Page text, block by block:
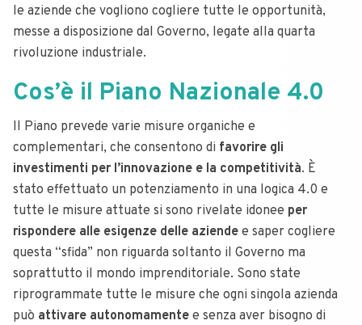
le aziende che vogliono cogliere tutte le opportunità,
messe a disposizione dal Governo, legate alla quarta
rivoluzione industriale.
Cos’è il Piano Nazionale 4.0
Il Piano prevede varie misure organiche e
complementari, che consentono di favorire gli
investimenti per l’innovazione e la competitività. È
stato effettuato un potenziamento in una logica 4.0 e
tutte le misure attuate si sono rivelate idonee per
rispondere alle esigenze delle aziende e saper cogliere
questa “sfida” non riguarda soltanto il Governo ma
soprattutto il mondo imprenditoriale. Sono state
riprogrammate tutte le misure che ogni singola azienda
può attivare autonomamente e senza aver bisogno di